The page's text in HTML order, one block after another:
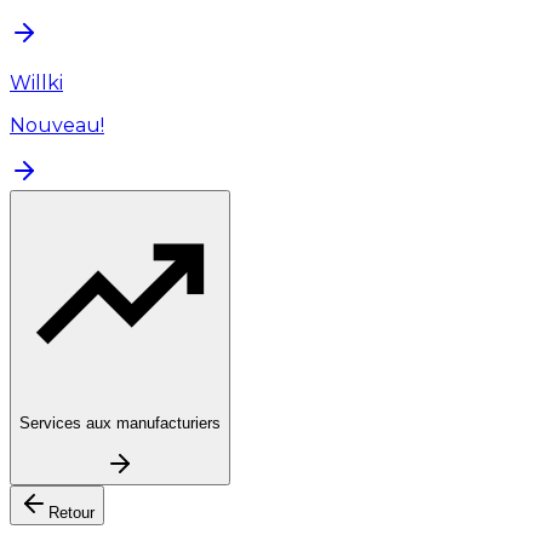
Willki
Nouveau!
Services aux manufacturiers
Retour